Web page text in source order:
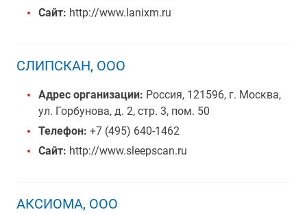
Сайт: http://www.lanixm.ru
СЛИПСКАН, ООО
Адрес организации: Россия, 121596, г. Москва,
ул. Горбунова, д. 2, стр. 3, пом. 50
Телефон: +7 (495) 640-1462
Сайт: http://www.sleepscan.ru
АКСИОМА, ООО